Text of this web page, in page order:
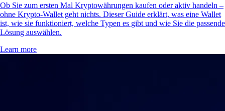
Ob Sie zum ersten Mal Kryptowährungen kaufen oder aktiv handeln –
ohne Krypto-Wallet geht nichts. Dieser Guide erklärt, was eine Wallet
ist, wie sie funktioniert, welche Typen es gibt und wie Sie die passende
Lösung auswählen.
Learn more